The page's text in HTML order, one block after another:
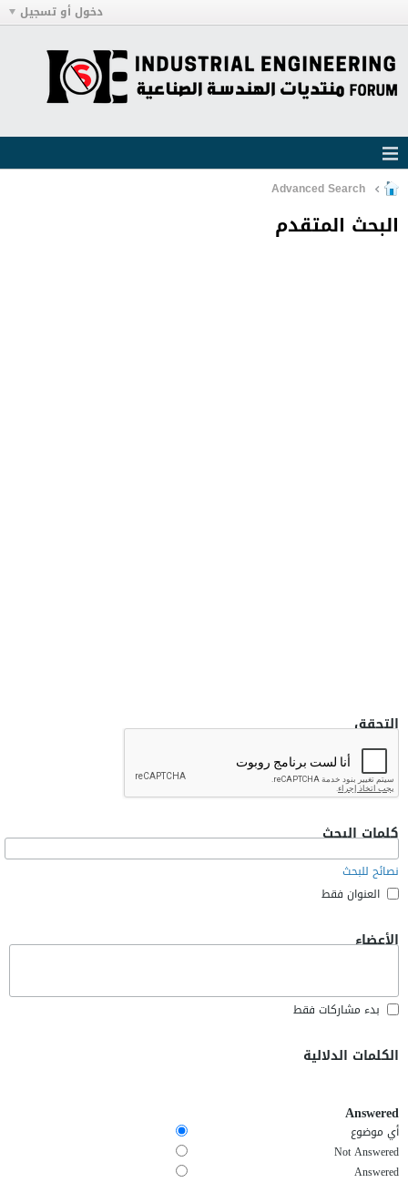
دخول أو تسجيل
البحث المتقدم
التحقق
كلمات البحث
نصائح للبحث
العنوان فقط
الأعضاء
بدء مشاركات فقط
الكلمات الدلالية
Answered
أي موضوع
Not Answered
Answered